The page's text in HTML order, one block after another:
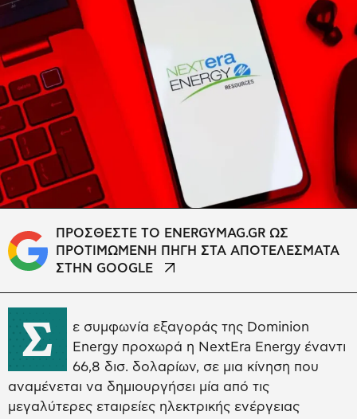
ΠΡΟΣΘΕΣΤΕ ΤΟ ENERGYMAG.GR ΩΣ
ΠΡΟΤΙΜΩΜΕΝΗ ΠΗΓΗ ΣΤΑ ΑΠΟΤΕΛΕΣΜΑΤΑ
ΣΤΗΝ GOOGLE
Σ
ε συμφωνία εξαγοράς της Dominion
Energy προχωρά η NextEra Energy έναντι
66,8 δισ. δολαρίων, σε μια κίνηση που
αναμένεται να δημιουργήσει μία από τις
μεγαλύτερες εταιρείες ηλεκτρικής ενέργειας